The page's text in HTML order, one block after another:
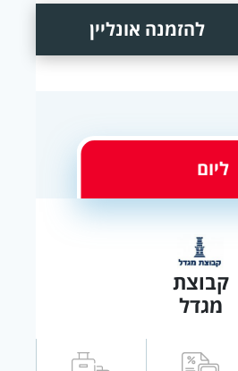
להזמנה אונליין
קבוצת
מגדל
ליום